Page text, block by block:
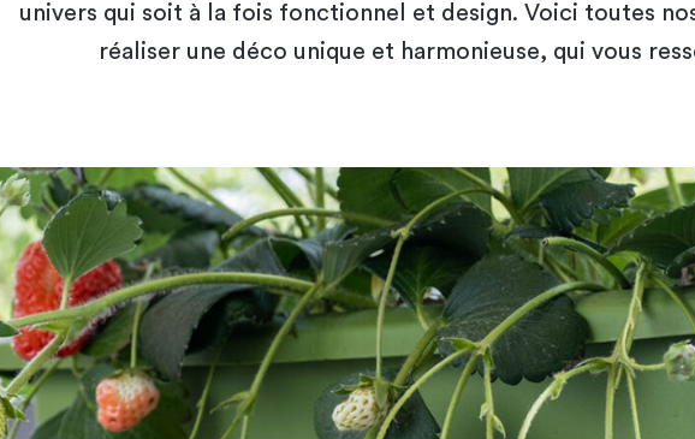
univers qui soit à la fois fonctionnel et design. Voici toutes
réaliser une déco unique et harmonieuse, qui vous